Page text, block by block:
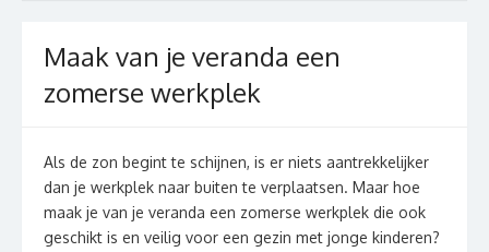
Maak van je veranda een
zomerse werkplek
Als de zon begint te schijnen, is er niets aantrekkelijker
dan je werkplek naar buiten te verplaatsen. Maar hoe
maak je van je veranda een zomerse werkplek die ook
geschikt is en veilig voor een gezin met jonge kinderen?